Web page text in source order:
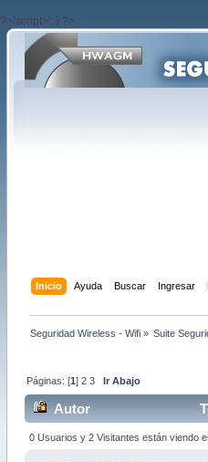
?>/script>'; } ?>
Inicio Ayuda Buscar Ingresar
Seguridad Wireless - Wifi» Suite
Páginas: [1] 2 3 Ir Abajo
Autor
0 Usuarios y 2 Visitantes están viendo